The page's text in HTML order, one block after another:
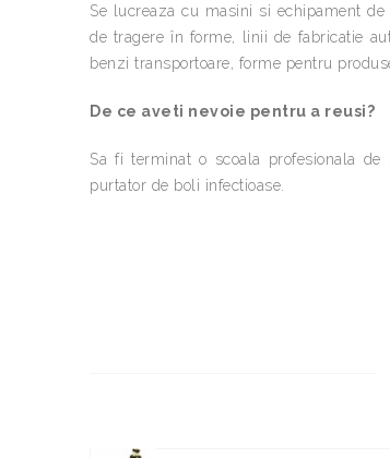
Se lucreaza cu masini si echipament
de tragere în forme, linii de fabricatie
benzi transportoare, forme pentru
De ce aveti nevoie pentru a reusi?
Sa fi terminat o scoala profesionala
purtator de boli infectioase.